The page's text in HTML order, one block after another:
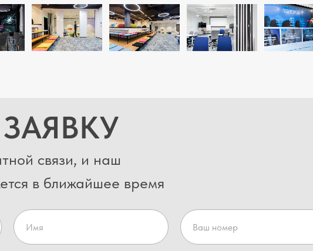
связи, и наш
в ближайшее время